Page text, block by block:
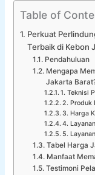
Table of
Perkuat
Terbaik di Kebon
Pendahuluan
Mengapa
Jakarta
1. Teknisi
2. Produk
3. Harga
4.
5.
Tabel Harga
Manfaat
Testimoni